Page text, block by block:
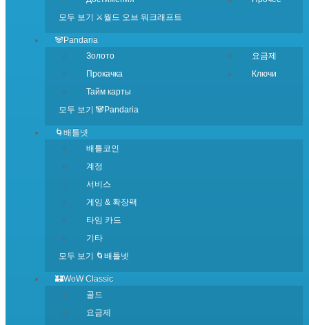
모두 보기 ⚔️월드 오브 워크래프트
🐼Pandaria
Золото
Прокачка
Тайм карты
요금제
Ключи
모두 보기 🐼Pandaria
🌀배틀넷
배틀코인
계정
서비스
게임 & 확장팩
타임 카드
기타
모두 보기 🌀배틀넷
🏰WoW Classic
골드
요금제